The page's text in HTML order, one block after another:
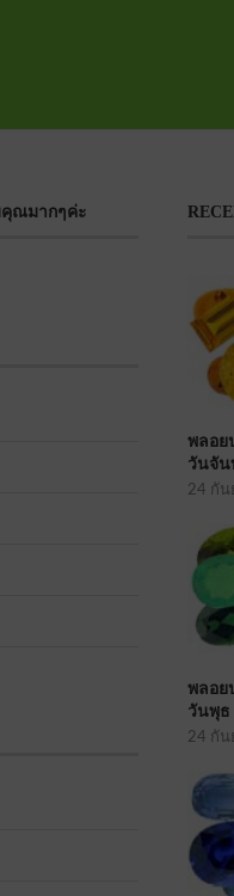
คุณมากๆค่ะ
พลอย
วันจัน
24 กัน
พลอย
วันพุธ
24 กัน